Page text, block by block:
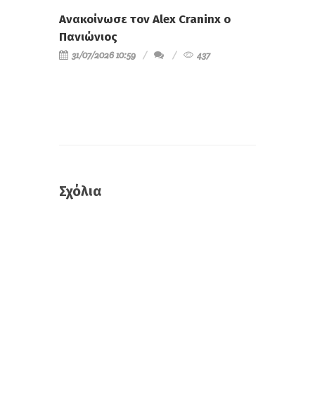
Ανακοίνωσε τον Alex Craninx ο
Πανιώνιος
31/07/2026 10:59 437
Σχόλια